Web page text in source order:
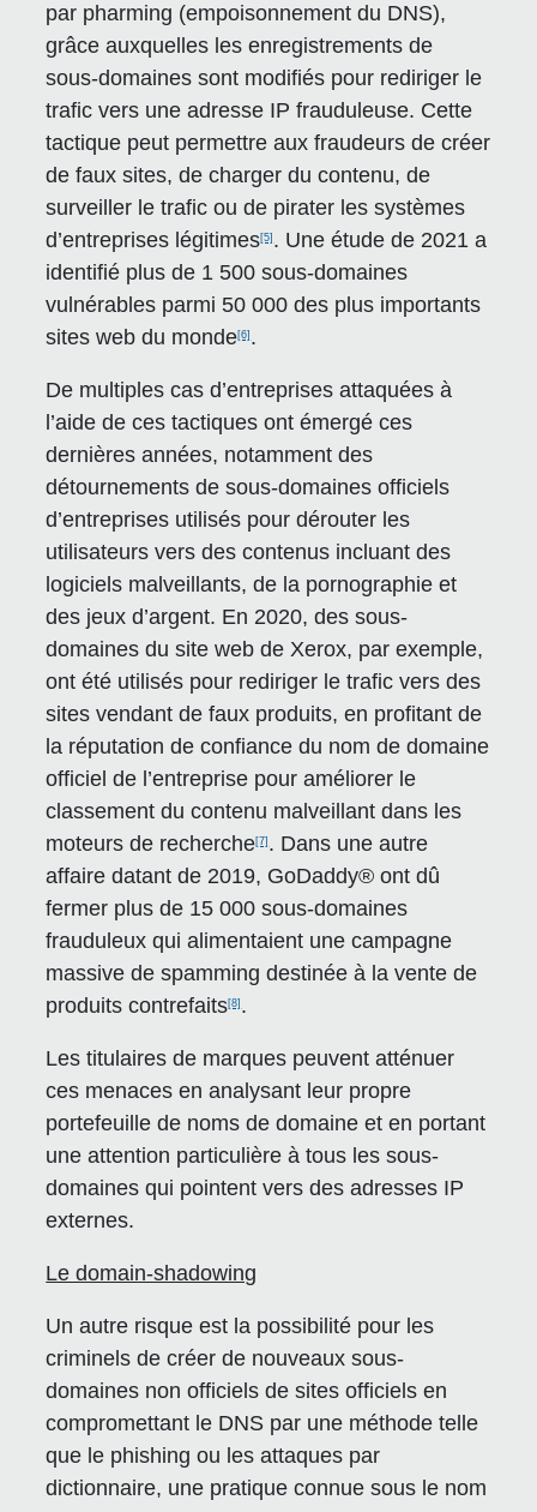
par pharming (empoisonnement du DNS),
grâce auxquelles les enregistrements de
sous-domaines sont modifiés pour rediriger le
trafic vers une adresse IP frauduleuse. Cette
tactique peut permettre aux fraudeurs de créer
de faux sites, de charger du contenu, de
surveiller le trafic ou de pirater les systèmes
d’entreprises légitimes[5] . Une étude de 2021 a
identifié plus de 1 500 sous-domaines
vulnérables parmi 50 000 des plus importants
sites web du monde[6] .
De multiples cas d’entreprises attaquées à
l’aide de ces tactiques ont émergé ces
dernières années, notamment des
détournements de sous-domaines officiels
d’entreprises utilisés pour dérouter les
utilisateurs vers des contenus incluant des
logiciels malveillants, de la pornographie et
des jeux d’argent. En 2020, des sous-
domaines du site web de Xerox, par exemple,
ont été utilisés pour rediriger le trafic vers des
sites vendant de faux produits, en profitant de
la réputation de confiance du nom de domaine
officiel de l’entreprise pour améliorer le
classement du contenu malveillant dans les
moteurs de recherche[7] . Dans une autre
affaire datant de 2019, GoDaddy® ont dû
fermer plus de 15 000 sous-domaines
frauduleux qui alimentaient une campagne
massive de spamming destinée à la vente de
produits contrefaits[8] .
Les titulaires de marques peuvent atténuer
ces menaces en analysant leur propre
portefeuille de noms de domaine et en portant
une attention particulière à tous les sous-
domaines qui pointent vers des adresses IP
externes.
Le domain-shadowing
Un autre risque est la possibilité pour les
criminels de créer de nouveaux sous-
domaines non officiels de sites officiels en
compromettant le DNS par une méthode telle
que le phishing ou les attaques par
dictionnaire, une pratique connue sous le nom